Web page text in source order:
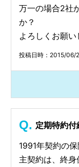
万一の場合2社
か？
よろしくお願い
投稿日時：2015/06/
定期特約
1991年契約の
主契約は、終